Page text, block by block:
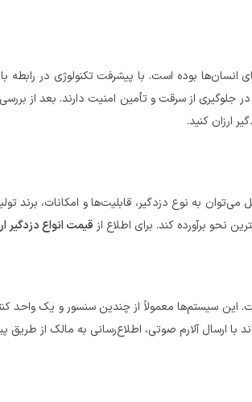
انسان‌ها بوده است. با پیشرفت تکنولوژی در رابطه
از سرقت و تأمین امنیت دارند. بعد از
ارزان کنید.
به نوع دزدگیر، قابلیت‌ها و امکانات، برند
نحو برآورده کند. برای اطلاع از قیمت انواع دزدگیر
سیستم‌ها معمولاً از چندین سنسور و یک واحد
ارسال آلارم صوتی، اطلاع‌رسانی به مالک از